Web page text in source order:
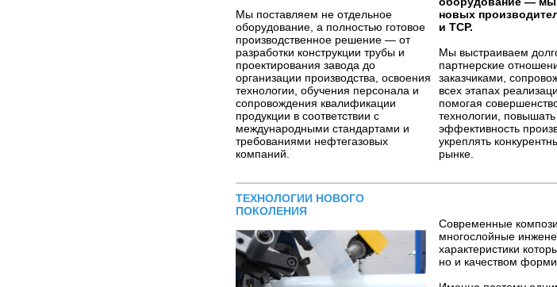
Мы поставляем не отдельное
оборудование, а полностью готовое
производственное решение — от
разработки конструкции трубы и
проектирования завода до
организации производства, освоения
технологии, обучения персонала и
сопровождения квалификации
продукции в соответствии с
международными стандартами и
требованиями нефтегазовых
компаний.
новых
и TCP.
Мы выстраиваем
партнерские
заказчиками,
всех этапах
помогая
технологии, повышать
эффективность
укреплять
рынке.
ТЕХНОЛОГИИ НОВОГО
ПОКОЛЕНИЯ
Современные
многослойные
характеристики
но и качеством